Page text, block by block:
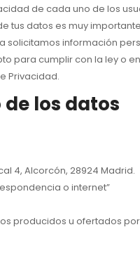
de cada uno de los
datos es muy
solicitamos información
para cumplir con la ley o
Privacidad.
los datos
4, Alcorcón, 28924 Madrid.
o internet”
producidos u ofertados